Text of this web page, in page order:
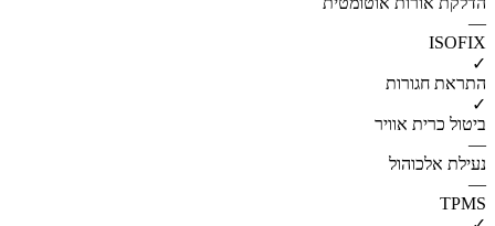
—
ISOFIX
✓
התראת חגורות
✓
ביטול כרית אוויר
—
נעילת אלכוהול
—
TPMS